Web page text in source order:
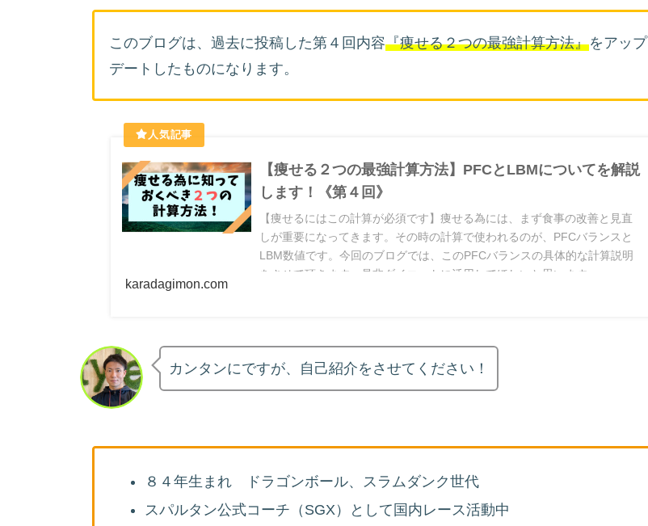
このブログは、過去に投稿した第４回内容『痩せる２つの最強計算方法』をアップ
デートしたものになります。
【痩せる２つの最強計算方法】PFCとLBMについてを解説
します！《第４回》
【痩せるにはこの計算が必須です】痩せる為には、まず食事の改善と見直
しが重要になってきます。その時の計算で使われるのが、PFCバランスと
LBM数値です。今回のブログでは、このPFCバランスの具体的な計算説明
をさせて頂きます。是非ダイエットに活用してほしいと思います。
karadagimon.com
カンタンにですが、自己紹介をさせてください！
８４年生まれ ドラゴンボール、スラムダンク世代
スパルタン公式コーチ（SGX）として国内レース活動中